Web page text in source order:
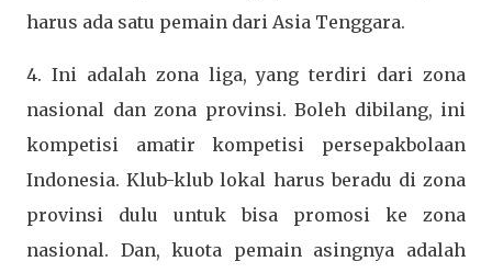
harus ada satu pemain dari Asia Tenggara.
4. Ini adalah zona liga, yang terdiri dari zona
nasional dan zona provinsi. Boleh dibilang, ini
kompetisi amatir kompetisi persepakbolaan
Indonesia. Klub-klub lokal harus beradu di zona
provinsi dulu untuk bisa promosi ke zona
nasional. Dan, kuota pemain asingnya adalah